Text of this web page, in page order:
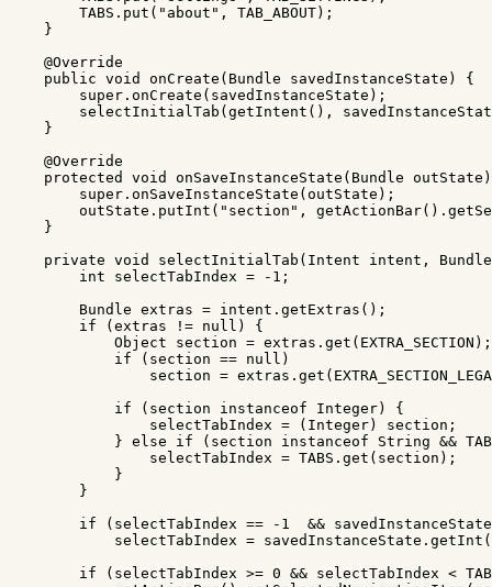
TABS . put ( "about" , TAB_ABOUT);
}
@Override
public void onCreate ( Bundle savedInstanceState )
{
super . onCreate ( savedInstanceState );
selectInitialTab ( getIntent (),
}
@Override
protected
void onSaveInstanceState ( Bundle outState )
super . onSaveInstanceState ( outState );
outState . putInt ( "section" , getActionBar().
}
private void selectInitialTab ( Intent intent ,
Bundle
int
selectTabIndex = - 1 ;
Bundle extras = intent . getExtras ();
if
( extras != null )
{
Object
section = extras . get ( EXTRA_SECTION );
if
( section == null )
section = extras . get (
if
( section instanceof Integer)
{
selectTabIndex = ( Integer) section ;
} else if ( section instanceof String &&
selectTabIndex = TABS . get ( section );
}
}
if
( selectTabIndex == - 1 && savedInstanceState
selectTabIndex = savedInstanceState . getInt (
if
( selectTabIndex >= 0 && selectTabIndex <